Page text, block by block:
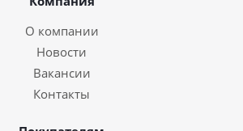
О компании
Новости
Вакансии
Контакты